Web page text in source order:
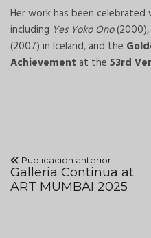
Her work has been
including Yes Yoko Ono
(2007) in Iceland, and the
Achievement at the 53rd
Publicación anterior
Galleria Continua at
ART MUMBAI 2025